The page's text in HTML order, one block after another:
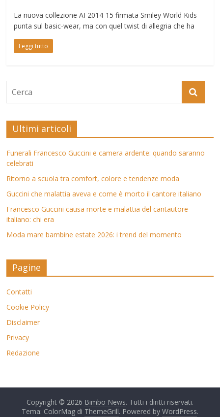
La nuova collezione AI 2014-15 firmata Smiley World Kids
punta sul basic-wear, ma con quel twist di allegria che ha
Leggi tutto
Ultimi articoli
Funerali Francesco Guccini e camera ardente: quando saranno
celebrati
Ritorno a scuola tra comfort, colore e tendenze moda
Guccini che malattia aveva e come è morto il cantore italiano
Francesco Guccini causa morte e malattia del cantautore
italiano: chi era
Moda mare bambine estate 2026: i trend del momento
Pagine
Contatti
Cookie Policy
Disclaimer
Privacy
Redazione
Copyright © 2026 Bimbo News. Tutti i diritti riservati.
Tema: ColorMag di ThemeGrill. Powered by WordPress.